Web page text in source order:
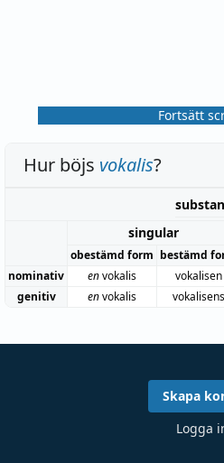
Fortsätt
Hur böjs vokalis?
singular
obestämd form bestämd
nominativ
envokalis vokalisen
genitiv
envokalis vokalisens
Skapa
Logga